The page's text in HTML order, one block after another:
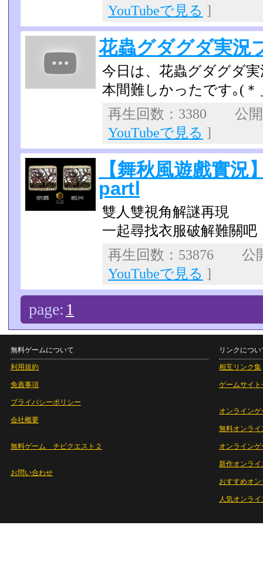
YouTubeで見る ]
花蟲グダグダ実
今日は、花蟲グダグダ
本間難しかったです｡(＊
再生回数：3380 公
YouTubeで見る ]
【舞秋風遊戲實況
partⅠ
雙人雙視角解謎再現
一起尋找衣服破解難關吧
再生回数：53876 公
YouTubeで見る ]
page: 1
無料ゲームについて
利用規約
免責事項
プライバシーポリシー
会社概要
無料ゲーム チビクエスト２
お問い合わせ
リンクについ
相互リンク集
ゲームサイト
オンラインゲ
無料オンライ
オンライン
新作オンライ
おすすめオ
人気オンラ